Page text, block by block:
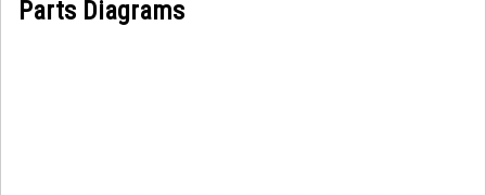
Parts Diagrams